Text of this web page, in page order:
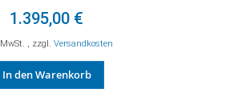
1.395,00 €
, zzgl. Versandkosten
In den Warenkorb